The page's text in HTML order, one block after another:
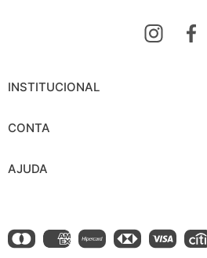
INSTITUCIONAL
CONTA
AJUDA